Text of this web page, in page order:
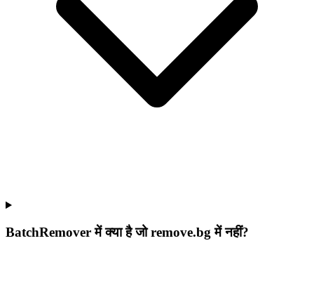
BatchRemover में क्या है जो remove.bg में नहीं?